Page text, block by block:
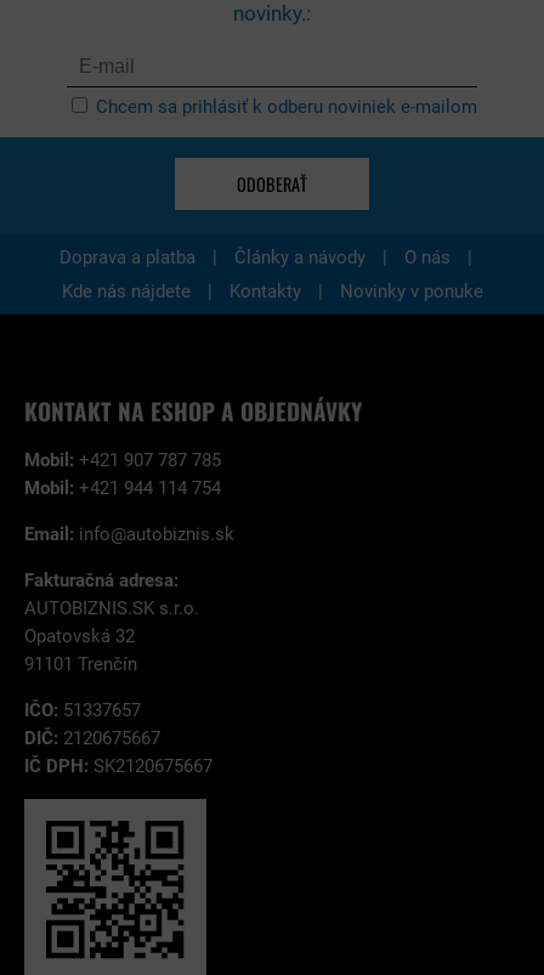
novinky.:
Chcem sa prihlásiť k odberu noviniek e-mailom
ODOBERAŤ
Doprava a platba | Články a návody | O nás
|
Kde nás nájdete
| Kontakty | Novinky v ponuke
KONTAKT NA ESHOP A OBJEDNÁVKY
Mobil: +421 907 787 785
Mobil: +421 944 114 754
Email: info@autobiznis.sk
Fakturačná adresa:
AUTOBIZNIS.SK s.r.o.
Opatovská 32
91101 Trenčín
IČO: 51337657
DIČ: 2120675667
IČ DPH: SK2120675667